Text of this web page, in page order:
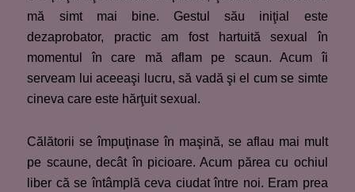
mă simt mai bine. Gestul său iniţial este
dezaprobator, practic am fost hartuită sexual în
momentul în care mă aflam pe scaun. Acum îi
serveam lui aceeaşi lucru, să vadă şi el cum se simte
cineva care este hărţuit sexual.
Călătorii se împuţinase în maşină, se aflau mai mult
pe scaune, decât în picioare. Acum părea cu ochiul
liber că se întâmplă ceva ciudat între noi. Eram prea